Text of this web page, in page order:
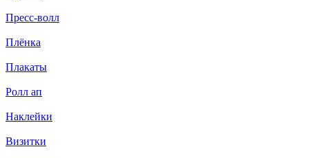
Пресс-волл
Плёнка
Плакаты
Ролл ап
Наклейки
Визитки